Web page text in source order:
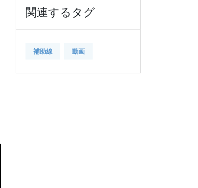
関連するタグ
補助線 動画